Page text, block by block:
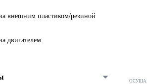
внешним пластиком/резиной
двигателем